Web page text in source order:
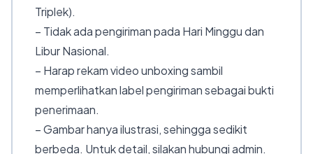
Triplek).
– Tidak ada pengiriman pada Hari Minggu dan
Libur Nasional.
– Harap rekam video unboxing sambil
memperlihatkan label pengiriman sebagai bukti
penerimaan.
– Gambar hanya ilustrasi, sehingga sedikit
berbeda. Untuk detail, silakan hubungi admin.